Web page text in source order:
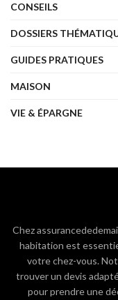
CONSEILS
DOSSIERS
GUIDES PRATIQUES
MAISON
VIE & ÉPARGNE
Chez
habitation est
votre chez-vous.
trouver un devis
pour prendre une